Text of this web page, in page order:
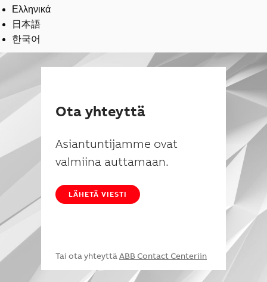
Ελληνικά
日本語
한국어
Ota yhteyttä
Asiantuntijamme ovat
valmiina auttamaan.
LÄHETÄ VIESTI
Tai ota yhteyttäABB Contact Centeriin